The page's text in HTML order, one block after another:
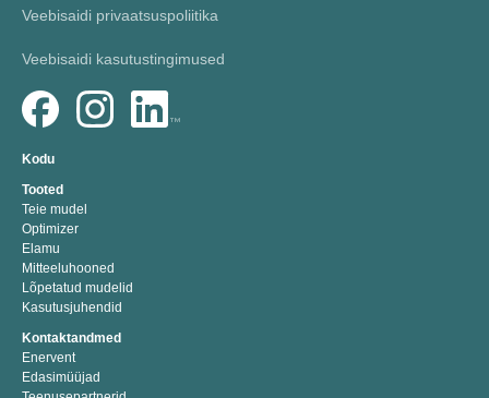
Veebisaidi privaatsuspoliitika
Veebisaidi kasutustingimused
Kodu
Tooted
Teie mudel
Optimizer
Elamu
Mitteeluhooned
Lõpetatud mudelid
Kasutusjuhendid
Kontaktandmed
Enervent
Edasimüüjad